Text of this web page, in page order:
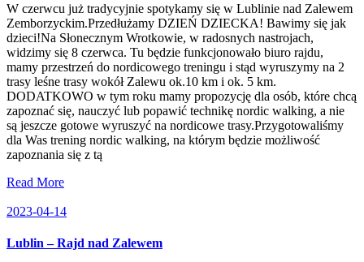
W czerwcu już tradycyjnie spotykamy się w Lublinie nad Zalewem
Zemborzyckim.Przedłużamy DZIEŃ DZIECKA! Bawimy się jak
dzieci!Na Słonecznym Wrotkowie, w radosnych nastrojach,
widzimy się 8 czerwca. Tu będzie funkcjonowało biuro rajdu,
mamy przestrzeń do nordicowego treningu i stąd wyruszymy na 2
trasy leśne trasy wokół Zalewu ok.10 km i ok. 5 km.
DODATKOWO w tym roku mamy propozycję dla osób, które chcą
zapoznać się, nauczyć lub popawić technikę nordic walking, a nie
są jeszcze gotowe wyruszyć na nordicowe trasy.Przygotowaliśmy
dla Was trening nordic walking, na którym będzie możliwość
zapoznania się z tą
Read More
2023-04-14
Lublin – Rajd nad Zalewem